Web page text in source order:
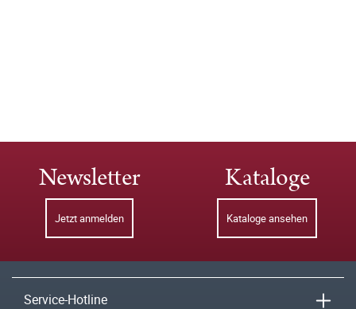
Newsletter
Jetzt anmelden
Kataloge
Kataloge ansehen
Service-Hotline